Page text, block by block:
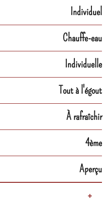
Individuel
Chauffe-eau
Individuelle
Tout à l'égout
À rafraîchir
4ème
Aperçu
+